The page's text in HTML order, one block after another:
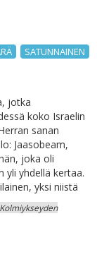
SATUNNAINEN
jotka
koko Israelin
sanan
Jaasobeam,
joka oli
yli yhdellä kertaa.
yksi niistä